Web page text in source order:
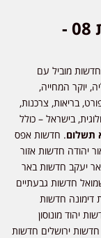
חדשות אפס שמונה | חדשות 08 -
מוביל עם
יוקר המחייה,
בריאות, צרכנות,
בישראל – כולל
תשלום. חדשות אפס
יהודה חדשות אזור
יעקב חדשות באר
חדשות גבעתיים
דימונה חדשות
יהוד מונוסון
ירושלים חדשות